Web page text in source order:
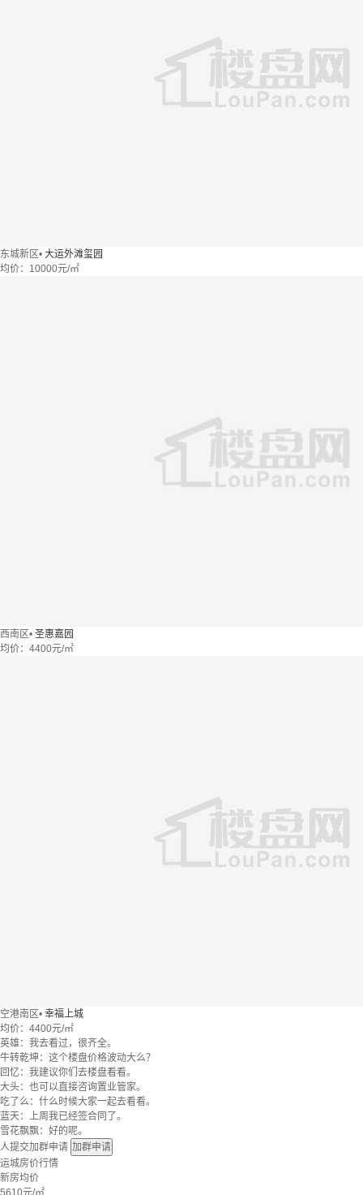
东城新区• 大运外滩玺园
均价： 10000元/㎡
西南区• 圣惠嘉园
均价： 4400元/㎡
空港南区• 幸福上城
均价： 4400元/㎡
英雄：我去看过，很齐全。
牛转乾坤：这个楼盘价格波动大么？
回忆：我建议你们去楼盘看看。
大头：也可以直接咨询置业管家。
吃了么：什么时候大家一起去看看。
蓝天：上周我已经签合同了。
雪花飘飘：好的呢。
人提交加群申请 加群申请
运城房价行情
新房均价
5610元/㎡